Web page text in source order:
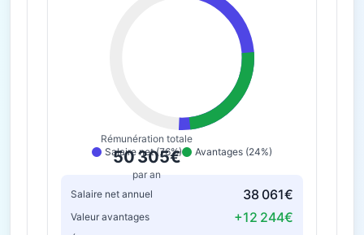
Rémunération totale
50 305€
par an
Salaire net (76%) Avantages (24%)
Salaire net annuel 38 061€
Valeur avantages +12 244€